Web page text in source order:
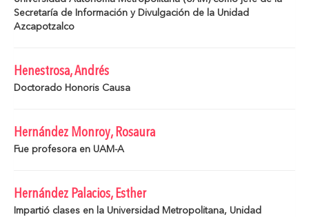
Secretaría de Información y Divulgación de la Unidad
Azcapotzalco
Henestrosa, Andrés
Doctorado Honoris Causa
Hernández Monroy, Rosaura
Fue profesora en UAM-A
Hernández Palacios, Esther
Impartió clases en la Universidad Metropolitana, Unidad